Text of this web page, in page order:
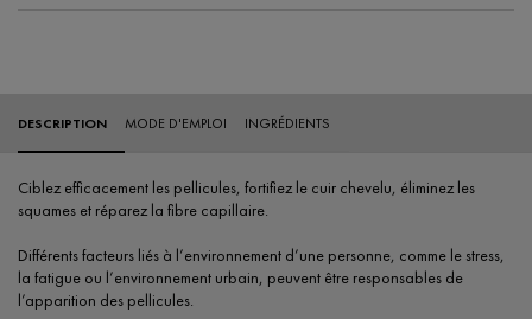
DESCRIPTION MODE D'EMPLOI INGRÉDIENTS
Ciblez efficacement les pellicules, fortifiez le cuir chevelu, éliminez les
squames et réparez la fibre capillaire.
Différents facteurs liés à l’environnement d’une personne, comme le stress,
la fatigue ou l’environnement urbain, peuvent être responsables de
l’apparition des pellicules.